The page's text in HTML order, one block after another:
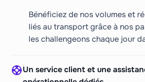
Bénéficiez de nos volumes et
liés au transport grâce à nos
les challengeons chaque jour
Un service client et une